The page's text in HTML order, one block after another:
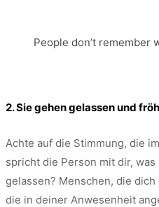
People don’t remember
2. Sie gehen gelassen und
Achte auf die Stimmung, die
spricht die Person mit dir,
gelassen? Menschen, die
die in deiner Anwesenheit